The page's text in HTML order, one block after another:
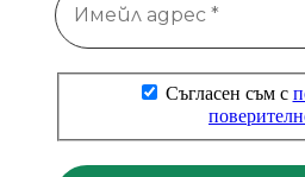
Съгласен съм с